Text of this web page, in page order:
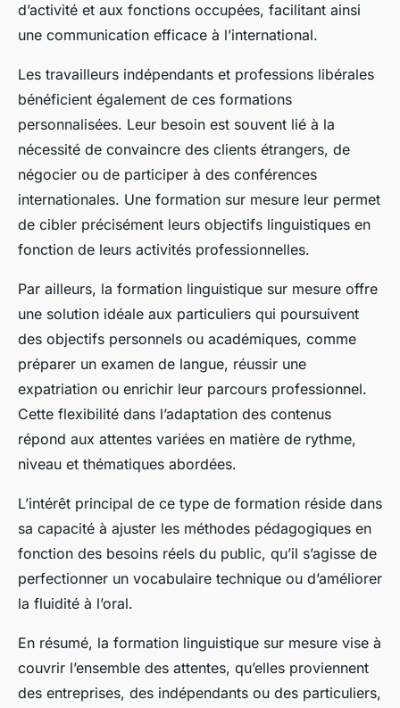
d’activité et aux fonctions occupées, facilitant ainsi
une communication efficace à l’international.
Les travailleurs indépendants et professions libérales
bénéficient également de ces formations
personnalisées. Leur besoin est souvent lié à la
nécessité de convaincre des clients étrangers, de
négocier ou de participer à des conférences
internationales. Une formation sur mesure leur permet
de cibler précisément leurs objectifs linguistiques en
fonction de leurs activités professionnelles.
Par ailleurs, la formation linguistique sur mesure offre
une solution idéale aux particuliers qui poursuivent
des objectifs personnels ou académiques, comme
préparer un examen de langue, réussir une
expatriation ou enrichir leur parcours professionnel.
Cette flexibilité dans l’adaptation des contenus
répond aux attentes variées en matière de rythme,
niveau et thématiques abordées.
L’intérêt principal de ce type de formation réside dans
sa capacité à ajuster les méthodes pédagogiques en
fonction des besoins réels du public, qu’il s’agisse de
perfectionner un vocabulaire technique ou d’améliorer
la fluidité à l’oral.
En résumé, la formation linguistique sur mesure vise à
couvrir l’ensemble des attentes, qu’elles proviennent
des entreprises, des indépendants ou des particuliers,